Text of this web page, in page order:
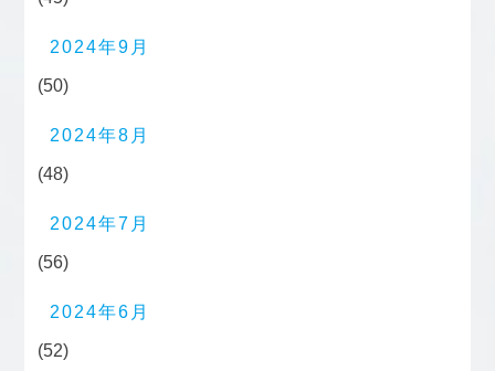
2024年9月
(50)
2024年8月
(48)
2024年7月
(56)
2024年6月
(52)